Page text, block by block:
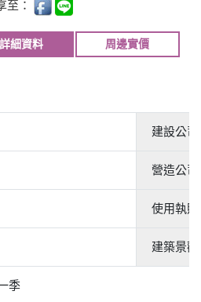
至：
詳細資料 周邊實價
建設公司
營造公司
使用執照
建築景觀
季